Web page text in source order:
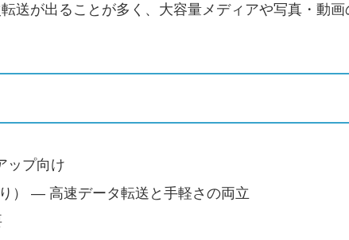
送が出ることが多く、大容量メディアや写真・動
ップ向け
） — 高速データ転送と手軽さの両立